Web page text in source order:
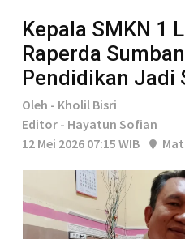
Kepala SMKN 1
Raperda
Pendidikan Jadi
Oleh - Kholil Bisri
Editor - Hayatun Sofian
12 Mei 2026 07:15 WIB